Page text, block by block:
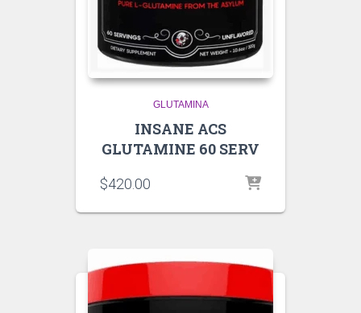
GLUTAMINA
INSANE ACS
GLUTAMINE 60 SERV
$420.00